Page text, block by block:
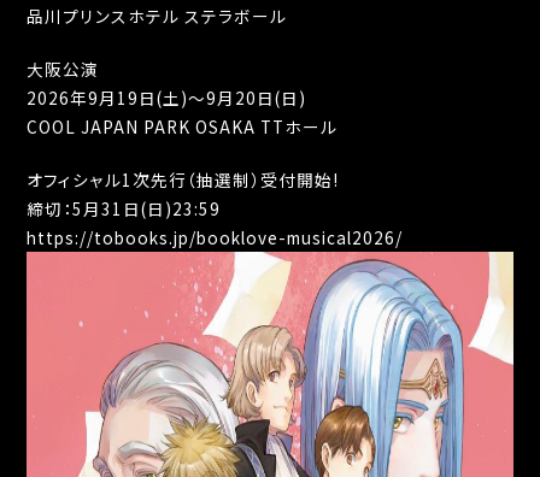
品川プリンスホテル ステラボール
大阪公演
2026年9月19日(土)～9月20日(日)
COOL JAPAN PARK OSAKA TTホール
オフィシャル1次先行（抽選制）受付開始!
締切：5月31日(日)23:59
https://tobooks.jp/booklove-musical2026/